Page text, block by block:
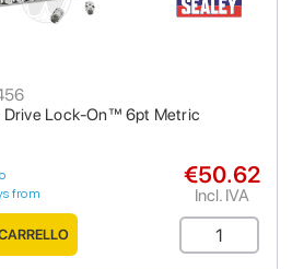
Drive Lock-On™ 6pt Metric
from
€50.62
Incl. IVA